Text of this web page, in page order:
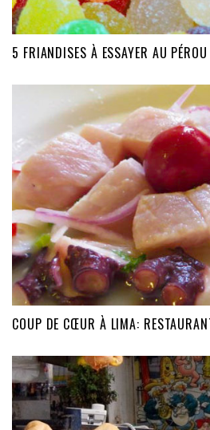
5 FRIANDISES À ESSAYER AU PÉROU
COUP DE CŒUR À LIMA: